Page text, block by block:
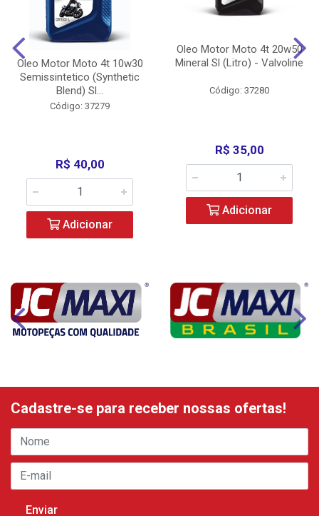
Oleo Motor Moto 4t 10w30
Semissintetico (Synthetic
Blend) Sl...
Código: 37279
R$ 40,00
Adicionar
Oleo Motor Moto 4t 20w50
Mineral Sl (Litro) - Valvoline
Código: 37280
R$ 35,00
Adicionar
Cadastre-se para receber nossas ofertas!